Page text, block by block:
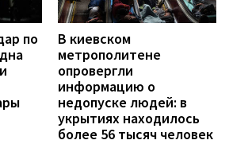
по
В киевском
метрополитене
опровергли
информацию о
недопуске людей: в
укрытиях находилось
более 56 тысяч человек